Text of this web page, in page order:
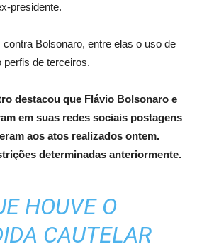
presidente.
contra Bolsonaro, entre elas o uso de
perfis de terceiros.
destacou que Flávio Bolsonaro e
em suas redes sociais postagens
aos atos realizados ontem.
determinadas anteriormente.
HOUVE O
CAUTELAR